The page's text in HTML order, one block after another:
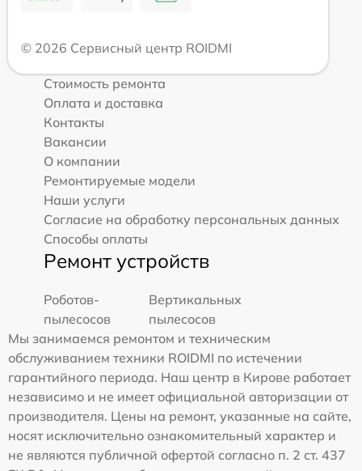
© 2026 Сервисный центр ROIDMI
Стоимость ремонта
Оплата и доставка
Контакты
Вакансии
О компании
Ремонтируемые модели
Наши услуги
Согласие на обработку персональных данных
Способы оплаты
Ремонт устройств
Роботов-
пылесосов
Вертикальных
пылесосов
Мы занимаемся ремонтом и техническим
обслуживанием техники ROIDMI по истечении
гарантийного периода. Наш центр в Кирове работает
независимо и не имеет официальной авторизации от
производителя. Цены на ремонт, указанные на сайте,
носят исключительно ознакомительный характер и
не являются публичной офертой согласно п. 2 ст. 437